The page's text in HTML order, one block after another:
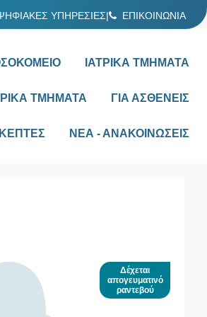
ΥΠΗΡΕΣΙΕΣ| ΕΠΙΚΟΙΝΩΝΙΑ
ΙΑΤΡΙΚΑ ΤΜΗΜΑΤΑ
ΤΜΗΜΑΤΑ ΓΙΑ ΑΣΘΕΝΕΙΣ
ΝΕΑ - ΑΝΑΚΟΙΝΩΣΕΙΣ
Δέχεται
απογευματινό
ραντεβού